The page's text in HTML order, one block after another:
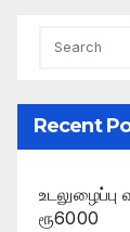
Recent
உடலுழைப்பு
ரூ6000